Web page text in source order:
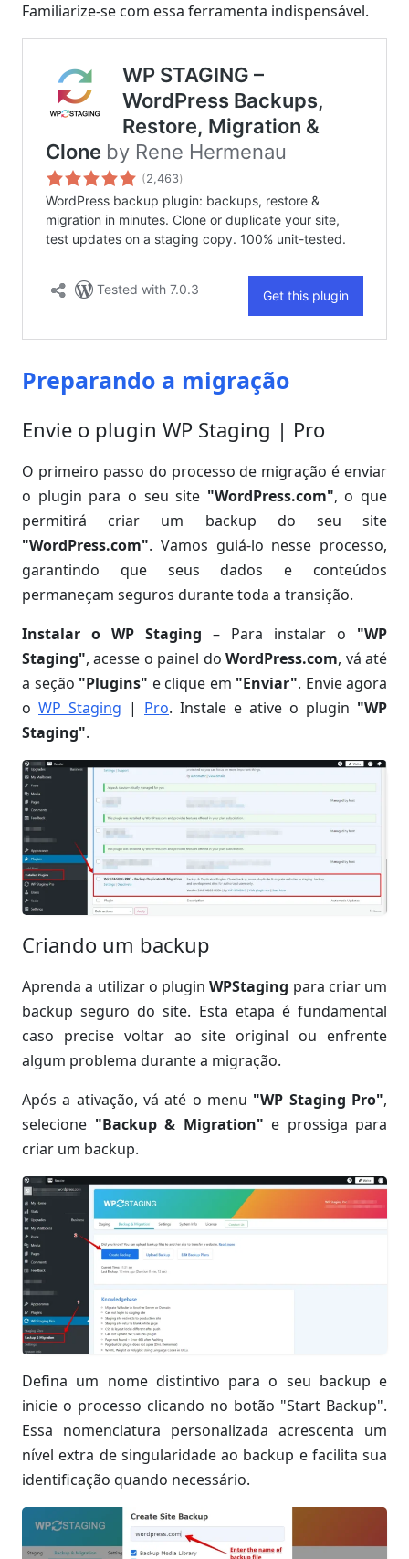
Familiarize-se com essa ferramenta indispensável.
Preparando a migração
Envie o plugin WP Staging | Pro
O primeiro passo do processo de migração é enviar
o plugin para o seu site "WordPress.com", o que
permitirá criar um backup do seu site
"WordPress.com". Vamos guiá-lo nesse processo,
garantindo que seus dados e conteúdos
permaneçam seguros durante toda a transição.
Instalar o WP Staging – Para instalar o "WP
Staging", acesse o painel doWordPress.com, vá até
a seção "Plugins" e clique em "Enviar". Envie agora
o WP Staging | Pro. Instale e ative o plugin "WP
Staging".
Criando um backup
Aprenda a utilizar o pluginWPStaging para criar um
backup seguro do site. Esta etapa é fundamental
caso precise voltar ao site original ou enfrente
algum problema durante a migração.
Após a ativação, vá até o menu "WP Staging Pro",
selecione "Backup & Migration" e prossiga para
criar um backup.
Defina um nome distintivo para o seu backup e
inicie o processo clicando no botão "Start Backup".
Essa nomenclatura personalizada acrescenta um
nível extra de singularidade ao backup e facilita sua
identificação quando necessário.